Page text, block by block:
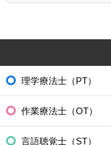
理学療法士（PT）
作業療法士（OT）
言語聴覚士（ST）